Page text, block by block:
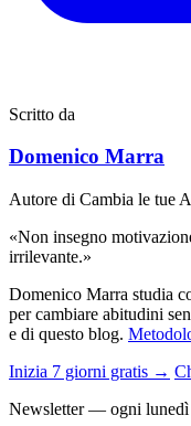
Scritto da
Domenico Marra
Autore di Cambia le tue
«Non insegno
irrilevante.»
Domenico Marra studia
per cambiare abitudini
e di questo blog.
Inizia 7 giorni gratis →
Newsletter — ogni lunedì